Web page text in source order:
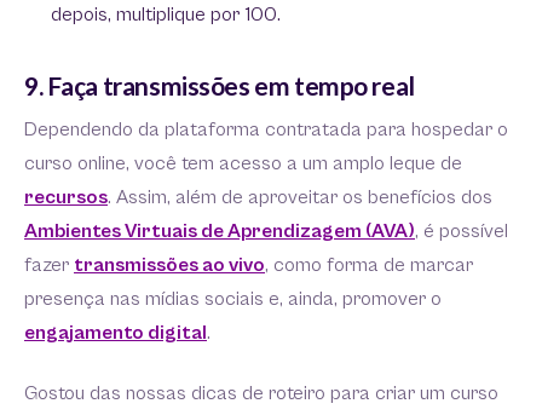
depois, multiplique por 100.
9. Faça transmissões em tempo real
Dependendo da plataforma contratada para hospedar o
curso online, você tem acesso a um amplo leque de
recursos. Assim, além de aproveitar os benefícios dos
Ambientes Virtuais de Aprendizagem (AVA), é possível
fazer transmissões ao vivo, como forma de marcar
presença nas mídias sociais e, ainda, promover o
engajamento digital.
Gostou das nossas dicas de roteiro para criar um curso